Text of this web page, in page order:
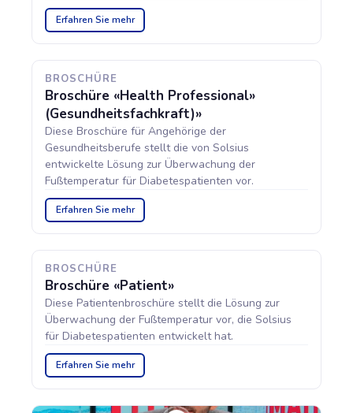
Erfahren Sie mehr
BROSCHÜRE
Broschüre «Health Professional»
(Gesundheitsfachkraft)»
Diese Broschüre für Angehörige der
Gesundheitsberufe stellt die von Solsius
entwickelte Lösung zur Überwachung der
Fußtemperatur für Diabetespatienten vor.
Erfahren Sie mehr
BROSCHÜRE
Broschüre «Patient»
Diese Patientenbroschüre stellt die Lösung zur
Überwachung der Fußtemperatur vor, die Solsius
für Diabetespatienten entwickelt hat.
Erfahren Sie mehr